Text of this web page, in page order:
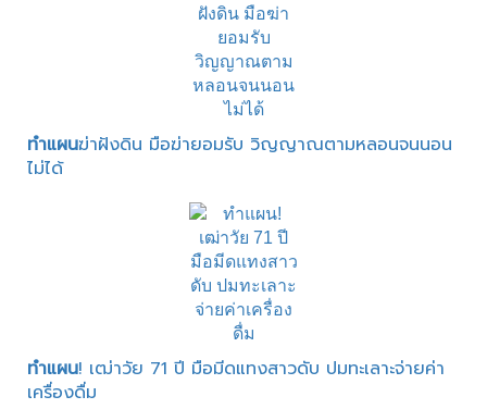
ทำแผนฆ่าฝังดิน มือฆ่ายอมรับ วิญญาณตามหลอนจนนอน
ไม่ได้
ทำแผน! เฒ่าวัย 71 ปี มือมีดแทงสาวดับ ปมทะเลาะจ่ายค่า
เครื่องดื่ม